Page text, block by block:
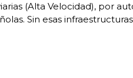
(Alta Velocidad), por
Sin esas